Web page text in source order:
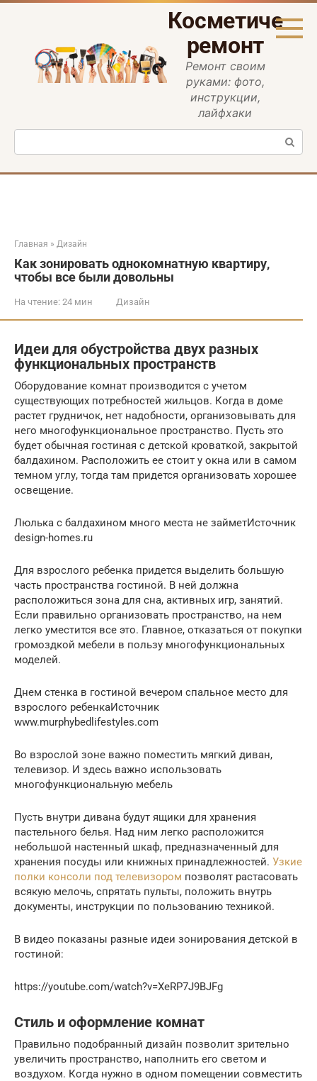
Перейти
ремонт
Ремонт своим
руками: фото,
инструкции,
лайфхаки
Поиск:
Главная » Дизайн
Как зонировать однокомнатную квартиру,
чтобы все были довольны
На чтение: 24 мин Дизайн
Идеи для обустройства двух разных
функциональных пространств
Оборудование комнат производится с учетом
существующих потребностей жильцов. Когда в доме
растет грудничок, нет надобности, организовывать для
него многофункциональное пространство. Пусть это
будет обычная гостиная с детской кроваткой, закрытой
балдахином. Расположить ее стоит у окна или в самом
темном углу, тогда там придется организовать хорошее
освещение.
Люлька с балдахином много места не займетИсточник
design-homes.ru
Для взрослого ребенка придется выделить большую
часть пространства гостиной. В ней должна
расположиться зона для сна, активных игр, занятий.
Если правильно организовать пространство, на нем
легко уместится все это. Главное, отказаться от покупки
громоздкой мебели в пользу многофункциональных
моделей.
Днем стенка в гостиной вечером спальное место для
взрослого ребенкаИсточник
www.murphybedlifestyles.com
Во взрослой зоне важно поместить мягкий диван,
телевизор. И здесь важно использовать
многофункциональную мебель
Пусть внутри дивана будут ящики для хранения
пастельного белья. Над ним легко расположится
небольшой настенный шкаф, предназначенный для
хранения посуды или книжных принадлежностей. Узкие
полки консоли под телевизором позволят растасовать
всякую мелочь, спрятать пульты, положить внутрь
документы, инструкции по пользованию техникой.
В видео показаны разные идеи зонирования детской в
гостиной:
https://youtube.com/watch?v=XeRP7J9BJFg
Стиль и оформление комнат
Правильно подобранный дизайн позволит зрительно
увеличить пространство, наполнить его светом и
воздухом. Когда нужно в одном помещении совместить